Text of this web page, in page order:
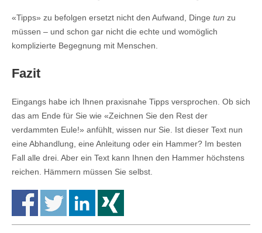
«Tipps» zu befolgen ersetzt nicht den Aufwand, Dinge tun zu
müssen – und schon gar nicht die echte und womöglich
komplizierte Begegnung mit Menschen.
Fazit
Eingangs habe ich Ihnen praxisnahe Tipps versprochen. Ob sich
das am Ende für Sie wie «Zeichnen Sie den Rest der
verdammten Eule!» anfühlt, wissen nur Sie. Ist dieser Text nun
eine Abhandlung, eine Anleitung oder ein Hammer? Im besten
Fall alle drei. Aber ein Text kann Ihnen den Hammer höchstens
reichen. Hämmern müssen Sie selbst.